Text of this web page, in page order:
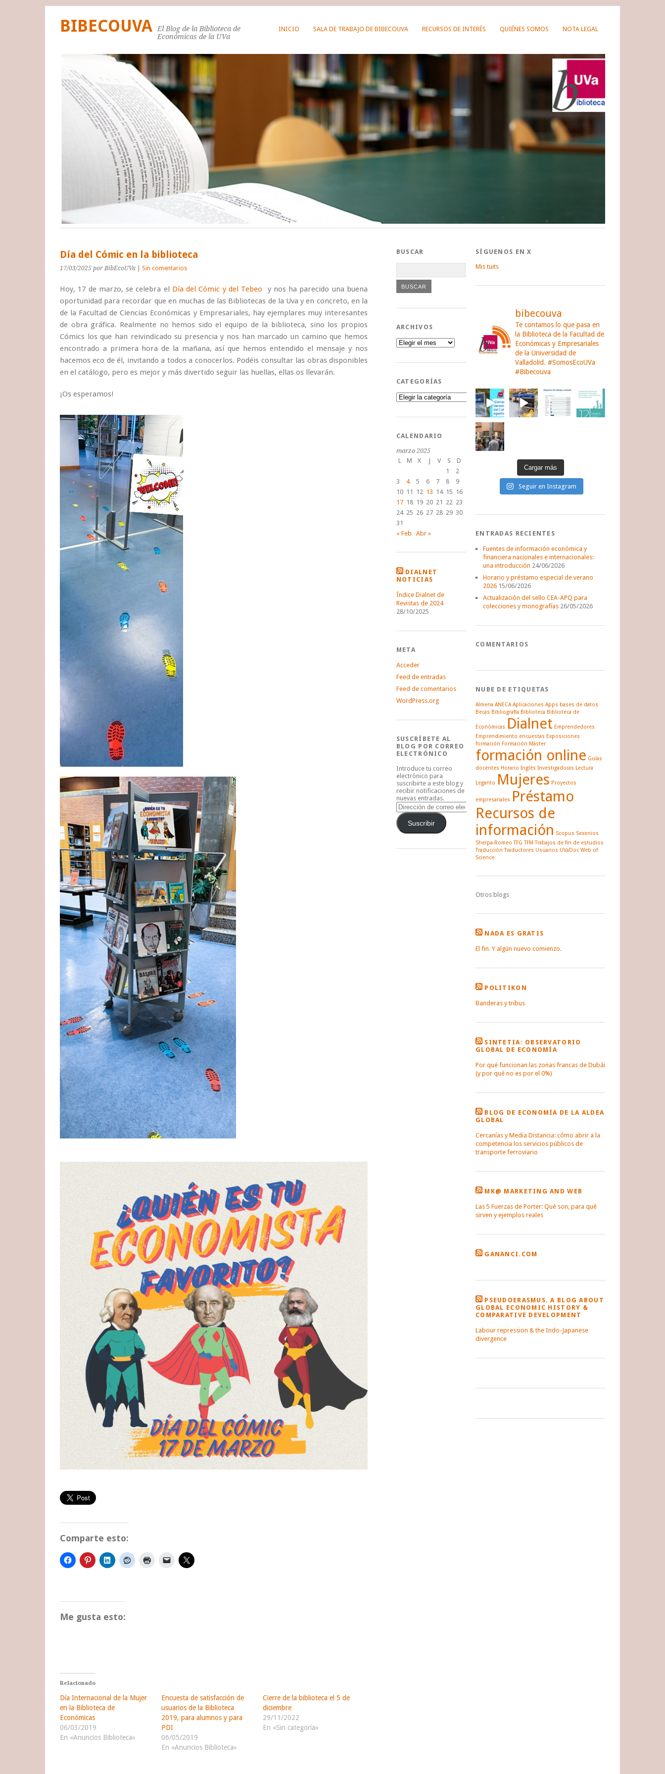
INICIO SALA DE TRABAJO DE BIBECOUVA RECURSOS DE INTERÉS QUIÉNES SOMOS NOTA LEGAL
BIBECOUVA
El Blog de la Biblioteca de
Económicas de la UVa
Día del Cómic en la biblioteca
17/03/2025 por BibEcoUVa Sin comentarios
Hoy, 17 de marzo, se celebra el Día del Cómic y del Tebeo y nos ha parecido una buena
oportunidad para recordar que en muchas de las Bibliotecas de la Uva y en concreto, en la
de la Facultad de Ciencias Económicas y Empresariales, hay ejemplares muy interesantes
de obra gráfica. Realmente no hemos sido el equipo de la biblioteca, sino los propios
Cómics los que han reivindicado su presencia y nos han marcado un camino que hemos
encontrado a primera hora de la mañana, así que hemos entendido el mensaje y nos
hacemos eco de él, invitando a todos a conocerlos. Podéis consultar las obras disponibles
en el catálogo, pero es mejor y más divertido seguir las huellas, ellas os llevarán.
¡Os esperamos!
Comparte esto:
Me gusta esto:
Relacionado
Día Internacional de la Mujer
en la Biblioteca de
Económicas
06/03/2019
En «Anuncios Biblioteca»
Encuesta de satisfacción de
usuarios de la Biblioteca
2019, para alumnos y para
PDI
06/05/2019
En «Anuncios Biblioteca»
Cierre de la biblioteca el 5 de
diciembre
29/11/2022
En «Sin categoría»
BUSCAR
ARCHIVOS
Archivos
CATEGORÍAS
Categorías
CALENDARIO
marzo 2025
L
M X J V S
D
1
2
3
4 5 6 7 8
9
10 11 12 13 14 15 16
17 18 19 20 21 22 23
24 25 26 27 28 29 30
31
« Feb
Abr »
DIALNET
NOTICIAS
Índice Dialnet de
Revistas de 2024
28/10/2025
META
Acceder
Feed de entradas
Feed de comentarios
WordPress.org
SUSCRÍBETE AL
BLOG POR CORREO
ELECTRÓNICO
Introduce tu correo
electrónico para
suscribirte a este blog y
recibir notificaciones de
nuevas entradas.
Dirección
de
correo
electrónico
Suscribir
SÍGUENOS EN X
Mis tuits
bibecouva
Te contamos lo que pasa en
la Biblioteca de la Facultad de
Económicas y Empresariales
de la Universidad de
Valladolid. #SomosEcoUVa
#Bibecouva
Cargar más
Seguir en Instagram
ENTRADAS RECIENTES
Fuentes de información económica y
financiera nacionales e internacionales:
una introducción 24/06/2026
Horario y préstamo especial de verano
2026 15/06/2026
Actualización del sello CEA-APQ para
colecciones y monografías 26/05/2026
COMENTARIOS
NUBE DE ETIQUETAS
Almena ANECA Aplicaciones Apps bases de datos
Becas Bibliografía Biblioteca Biblioteca de
Económicas Dialnet Emprendedores
Emprendimiento encuestas Exposiciones
formación Formación Máster
formación online Guías
docentes Horario Inglés Investigadoras Lectura
Leganto Mujeres Proyectos
empresariales Préstamo
Recursos de
información Scopus Sexenios
Sherpa-Romeo TFG TFM Trabajos de fin de estudios
Traducción Traductores Usuarios UVaDoc Web of
Science
Otros blogs
NADA ES GRATIS
El fin. Y algún nuevo comienzo.
POLITIKON
Banderas y tribus
SINTETIA: OBSERVATORIO
GLOBAL DE ECONOMÍA
Por qué funcionan las zonas francas de Dubái
(y por qué no es por el 0%)
BLOG DE ECONOMÍA DE LA ALDEA
GLOBAL
Cercanías y Media Distancia: cómo abrir a la
competencia los servicios públicos de
transporte ferroviario
MK@ MARKETING AND WEB
Las 5 Fuerzas de Porter: Qué son, para qué
sirven y ejemplos reales
GANANCI.COM
PSEUDOERASMUS. A BLOG ABOUT
GLOBAL ECONOMIC HISTORY &
COMPARATIVE DEVELOPMENT
Labour repression & the Indo-Japanese
divergence